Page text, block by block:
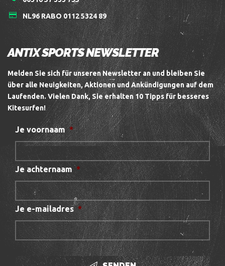
NL96 RABO 0112 5324 89
ANTIX SPORTS NEWSLETTER
Melden Sie sich für unseren Newsletter an und bleiben Sie
über alle Neuigkeiten, Aktionen und Ankündigungen auf dem
Laufenden. Vielen Dank, Sie erhalten 10 Tipps für besseres
Kitesurfen!
Je voornaam *
Je achternaam *
Je e-mailadres *